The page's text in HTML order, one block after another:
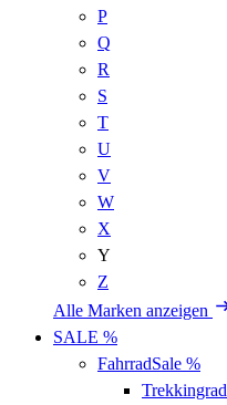
P
Q
R
S
T
U
V
W
X
Y
Z
Alle Marken anzeigen
SALE %
FahrradSale %
Trekkingrad